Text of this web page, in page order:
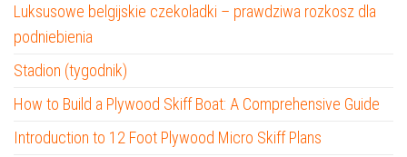
Luksusowe belgijskie czekoladki – prawdziwa rozkosz dla
podniebienia
Stadion (tygodnik)
How to Build a Plywood Skiff Boat: A Comprehensive Guide
Introduction to 12 Foot Plywood Micro Skiff Plans